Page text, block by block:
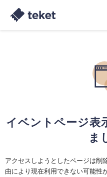
イベントページ表
ま
アクセスしようとしたページは削
由により現在利用できない可能性